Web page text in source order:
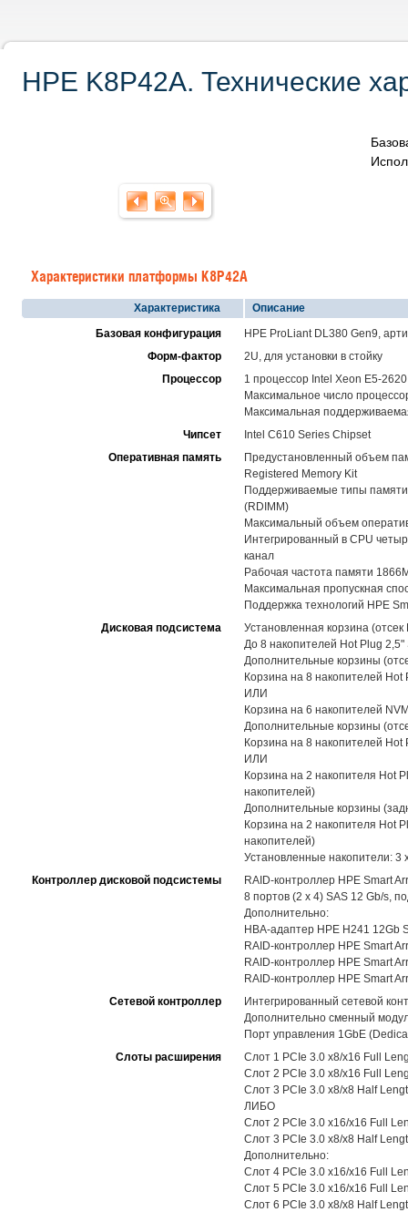
HPE K8P42A. Технические
Характеристики платформы K8P42A
Характеристика
Описание
Базовая конфигурация
HPE ProLiant DL380 Gen9,
Форм-фактор
2U, для установки в стойку
Процессор
1 процессор Intel Xeon E5-
Максимальное число
Максимальная
Чипсет
Intel C610 Series Chipset
Оперативная память
Предустановленный объем
Registered Memory Kit
Поддерживаемые типы
(RDIMM)
Максимальный объем
Интегрированный в CPU
канал
Рабочая частота памяти
Максимальная пропускная
Поддержка технологий HPE
Дисковая подсистема
Установленная корзина (отсек
До 8 накопителей Hot Plug 2,5"
Дополнительные корзины
Корзина на 8 накопителей Hot
ИЛИ
Корзина на 6 накопителей
Дополнительные корзины
Корзина на 8 накопителей Hot
ИЛИ
Корзина на 2 накопителя Hot
накопителей)
Дополнительные корзины
Корзина на 2 накопителя Hot
накопителей)
Установленные накопители: 3
Контроллер дисковой подсистемы
RAID-контроллер HPE Smart
8 портов (2 x 4) SAS 12 Gb/s,
Дополнительно:
HBA-адаптер HPE H241 12Gb
RAID-контроллер HPE Smart
RAID-контроллер HPE Smart
RAID-контроллер HPE Smart
Сетевой контроллер
Интегрированный сетевой
Дополнительно сменный
Порт управления 1GbE
Слоты расширения
Слот 1 PCIe 3.0 x8/x16 Full
Слот 2 PCIe 3.0 x8/x16 Full
Слот 3 PCIe 3.0 x8/x8 Half
ЛИБО
Слот 2 PCIe 3.0 x16/x16 Full
Слот 3 PCIe 3.0 x8/x8 Half
Дополнительно:
Слот 4 PCIe 3.0 x16/x16 Full
Слот 5 PCIe 3.0 x16/x16 Full
Слот 6 PCIe 3.0 x8/x8 Half